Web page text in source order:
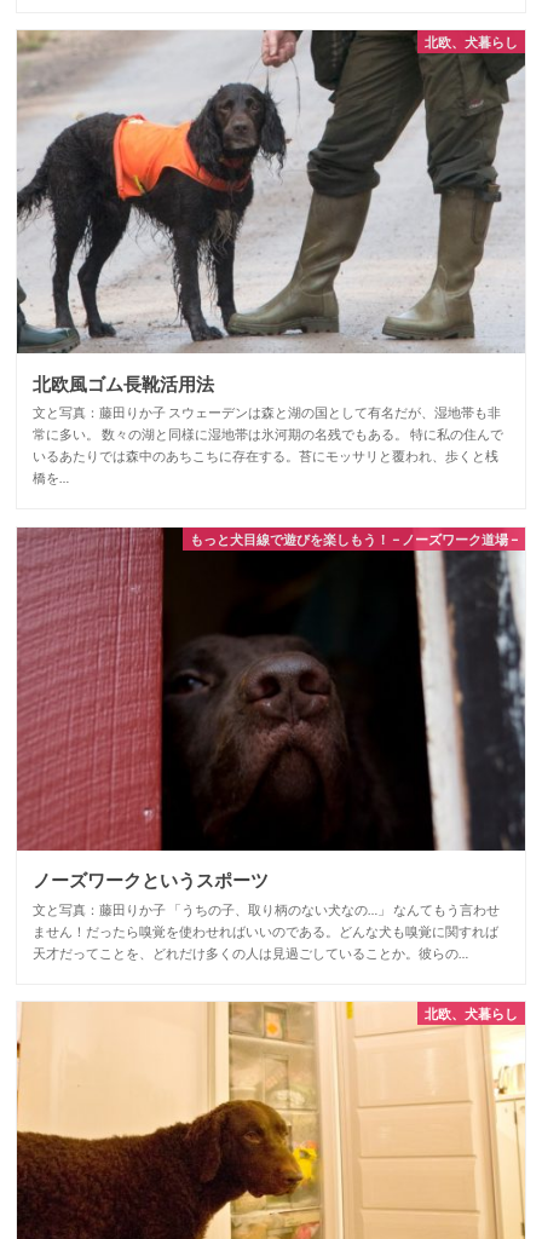
北欧、犬暮らし
北欧風ゴム長靴活用法
文と写真：藤田りか子 スウェーデンは森と湖の国として有名だが、湿地帯も非
常に多い。 数々の湖と同様に湿地帯は氷河期の名残でもある。 特に私の住んで
いるあたりでは森中のあちこちに存在する。苔にモッサリと覆われ、歩くと桟
橋を…
もっと犬目線で遊びを楽しもう！ – ノーズワーク道場 –
ノーズワークというスポーツ
文と写真：藤田りか子 「うちの子、取り柄のない犬なの…」 なんてもう言わせ
ません！だったら嗅覚を使わせればいいのである。どんな犬も嗅覚に関すれば
天才だってことを、どれだけ多くの人は見過ごしていることか。彼らの…
北欧、犬暮らし